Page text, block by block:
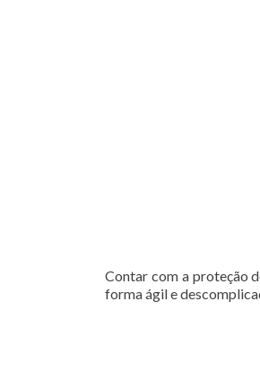
Contar com a proteção
forma ágil e